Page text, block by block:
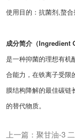
使用目的：抗菌剂,螯
成分简介（Ingredient
是一种抑菌的理想有机
合能力，在铁离子受限
膜结构降解的最佳碳链
的替代物质。
上一篇：聚甘油-3